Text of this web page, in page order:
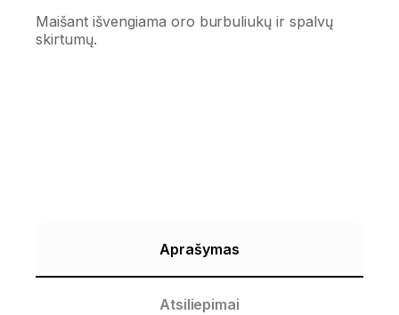
Maišant išvengiama oro burbuliukų ir spalvų
skirtumų.
Aprašymas
Atsiliepimai